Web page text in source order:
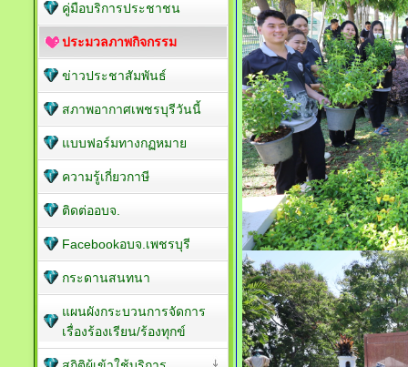
คู่มือบริการประชาชน
ประมวลภาพกิจกรรม
ข่าวประชาสัมพันธ์
สภาพอากาศเพชรบุรีวันนี้
แบบฟอร์มทางกฏหมาย
ความรู้เกี่ยวกาษี
ติดต่ออบจ.
Facebookอบจ.เพชรบุรี
กระดานสนทนา
แผนผังกระบวนการจัดการ
เรื่องร้องเรียน/ร้องทุกข์